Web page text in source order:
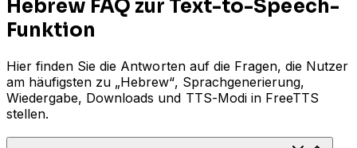
Hebrew FAQ zur Text-to-Speech-
Funktion
Hier finden Sie die Antworten auf die Fragen, die Nutzer
am häufigsten zu „Hebrew“, Sprachgenerierung,
Wiedergabe, Downloads und TTS-Modi in FreeTTS
stellen.